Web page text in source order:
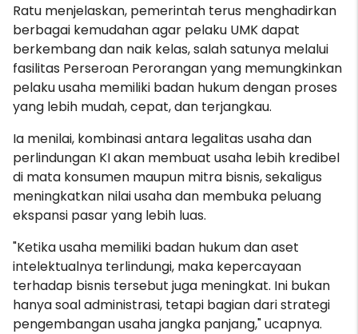
Ratu menjelaskan, pemerintah terus menghadirkan
berbagai kemudahan agar pelaku UMK dapat
berkembang dan naik kelas, salah satunya melalui
fasilitas Perseroan Perorangan yang memungkinkan
pelaku usaha memiliki badan hukum dengan proses
yang lebih mudah, cepat, dan terjangkau.
Ia menilai, kombinasi antara legalitas usaha dan
perlindungan KI akan membuat usaha lebih kredibel
di mata konsumen maupun mitra bisnis, sekaligus
meningkatkan nilai usaha dan membuka peluang
ekspansi pasar yang lebih luas.
"Ketika usaha memiliki badan hukum dan aset
intelektualnya terlindungi, maka kepercayaan
terhadap bisnis tersebut juga meningkat. Ini bukan
hanya soal administrasi, tetapi bagian dari strategi
pengembangan usaha jangka panjang," ucapnya.